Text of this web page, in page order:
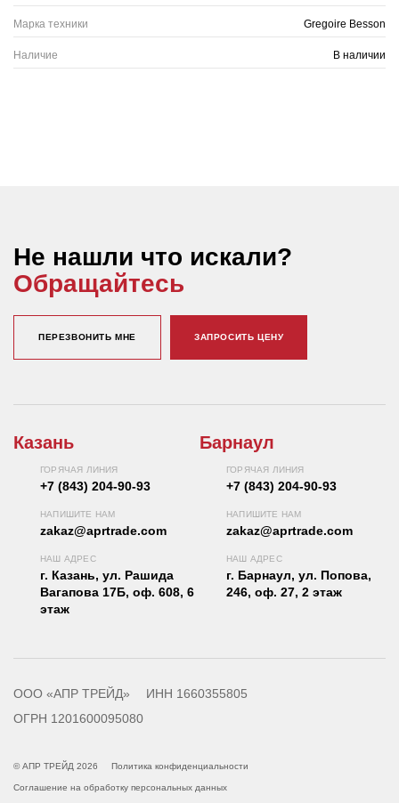
Марка техники Gregoire Besson
Наличие В наличии
Не нашли что искали?
Обращайтесь
ПЕРЕЗВОНИТЬ МНЕ ЗАПРОСИТЬ ЦЕНУ
Казань
ГОРЯЧАЯ ЛИНИЯ
+7 (843) 204-90-93
НАПИШИТЕ НАМ
zakaz@aprtrade.com
НАШ АДРЕС
г. Казань, ул. Рашида
Вагапова 17Б, оф. 608, 6
этаж
Барнаул
ГОРЯЧАЯ ЛИНИЯ
+7 (843) 204-90-93
НАПИШИТЕ НАМ
zakaz@aprtrade.com
НАШ АДРЕС
г. Барнаул, ул. Попова,
246, оф. 27, 2 этаж
ООО «АПР ТРЕЙД»
ИНН 1660355805
ОГРН 1201600095080
© АПР ТРЕЙД 2026 Политика конфиденциальности
Соглашение на обработку персональных данных